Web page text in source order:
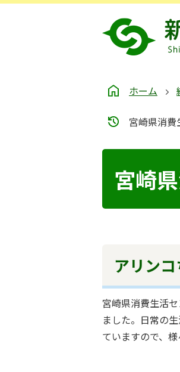
ホーム
宮崎県消
宮崎
アリン
宮崎県消費生活
ました。日常の
ていますので、